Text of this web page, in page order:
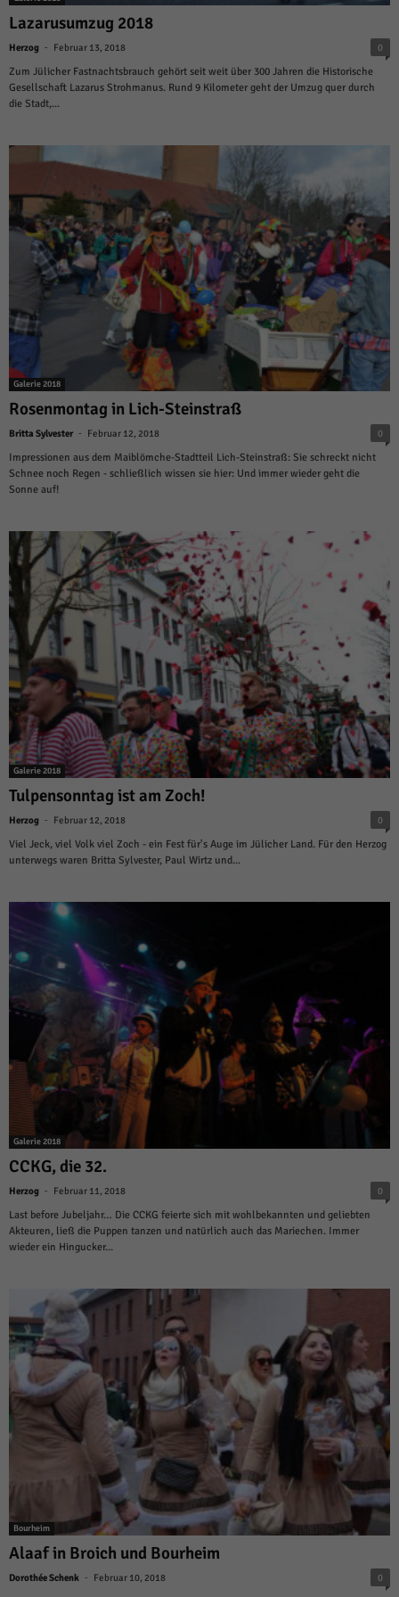
Lazarusumzug 2018
Herzog - Februar 13, 2018 0
Zum Jülicher Fastnachtsbrauch gehört seit weit über 300 Jahren die Historische
Gesellschaft Lazarus Strohmanus. Rund 9 Kilometer geht der Umzug quer durch
die Stadt,...
Galerie 2018
Rosenmontag in Lich-Steinstraß
Britta Sylvester - Februar 12, 2018 0
Impressionen aus dem Maiblömche-Stadtteil Lich-Steinstraß: Sie schreckt nicht
Schnee noch Regen - schließlich wissen sie hier: Und immer wieder geht die
Sonne auf!
Galerie 2018
Tulpensonntag ist am Zoch!
Herzog - Februar 12, 2018 0
Viel Jeck, viel Volk viel Zoch - ein Fest für's Auge im Jülicher Land. Für den Herzog
unterwegs waren Britta Sylvester, Paul Wirtz und...
Galerie 2018
CCKG, die 32.
Herzog - Februar 11, 2018 0
Last before Jubeljahr… Die CCKG feierte sich mit wohlbekannten und geliebten
Akteuren, ließ die Puppen tanzen und natürlich auch das Mariechen. Immer
wieder ein Hingucker...
Bourheim
Alaaf in Broich und Bourheim
Dorothée Schenk - Februar 10, 2018 0
Cookie-Informationen anzeigen
Externe Medien (6)
Inhalte von Videoplattformen und Social-Media-Plattformen werden
standardmäßig blockiert. Wenn Cookies von externen Medien akzeptiert
Cookie-Informationen anzeigen
powered by Borlabs Cookie Datenschutzerklärung Impressum